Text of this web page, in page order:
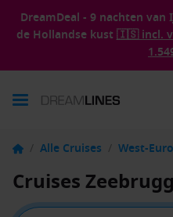
DreamDeal - 9 nachten
de Hollandse kust 🇮🇸 incl.
/ Alle Cruises / West-
Cruises